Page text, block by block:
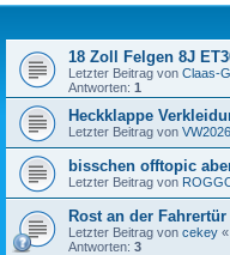
18 Zoll Felgen 8J
Letzter Beitrag von Claas-
Antworten: 1
Heckklappe
Letzter Beitrag von VW2026
bisschen offtopic
Letzter Beitrag von
Rost an der Fahrertür
Letzter Beitrag von cekey «
Antworten: 3